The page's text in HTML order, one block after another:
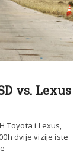
vs. Lexus
Toyota i Lexus,
dvije vizije iste